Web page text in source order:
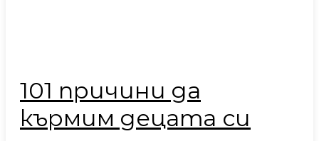
101 причини да
кърмим децата си